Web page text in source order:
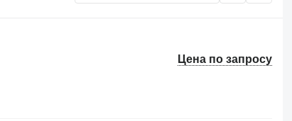
Цена по запросу